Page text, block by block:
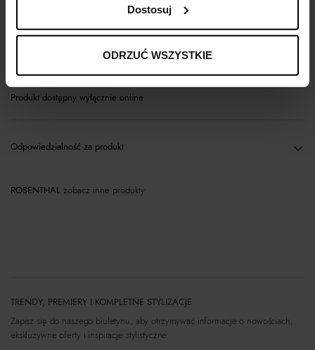
Dostosuj
ODRZUĆ WSZYSTKIE
Produkt dostępny wyłącznie online
Odpowiedzialność za produkt
ROSENTHAL zobacz inne produkty
TRENDY, PREMIERY I KOMPLETNE STYLIZACJE
Zapisz się do naszego biuletynu, aby otrzymywać informacje o nowościach,
ekskluzywne oferty i inspiracje stylistyczne.